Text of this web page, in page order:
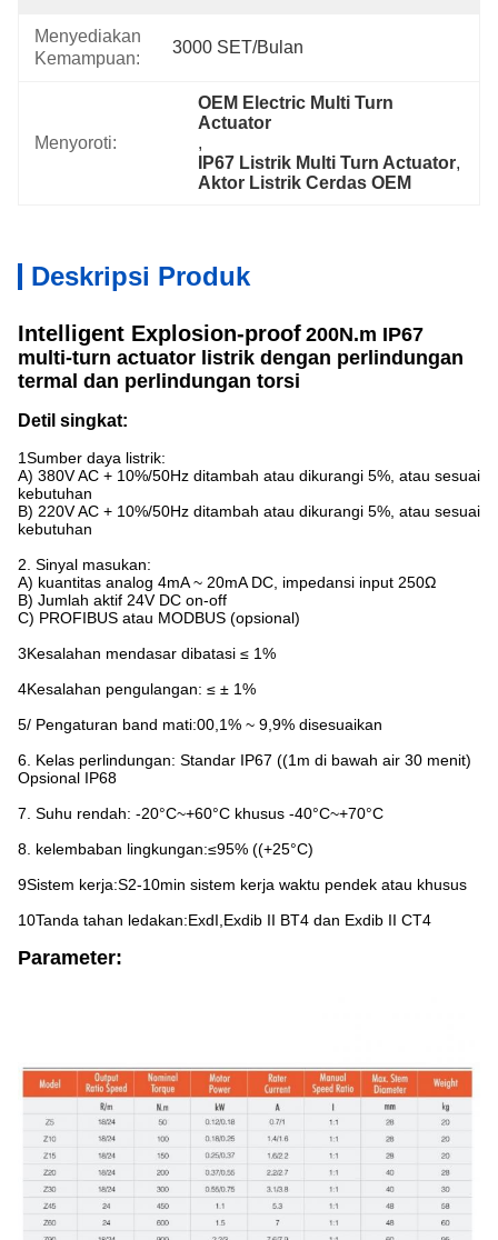
Menyediakan
Kemampuan:
3000 SET/Bulan
Menyoroti:
OEM Electric Multi Turn
Actuator
,
IP67 Listrik Multi Turn Actuator
Aktor Listrik Cerdas OEM
Deskripsi Produk
Intelligent Explosion-proof 200N.m IP67
multi-turn actuator listrik dengan perlindungan
termal dan perlindungan torsi
Detil singkat:
1Sumber daya listrik:
A) 380V AC + 10%/50Hz ditambah atau dikurangi 5%, atau sesuai
kebutuhan
B) 220V AC + 10%/50Hz ditambah atau dikurangi 5%, atau sesuai
kebutuhan
2. Sinyal masukan:
A) kuantitas analog 4mA ~ 20mA DC, impedansi input 250Ω
B) Jumlah aktif 24V DC on-off
C) PROFIBUS atau MODBUS (opsional)
3Kesalahan mendasar dibatasi ≤ 1%
4Kesalahan pengulangan: ≤ ± 1%
5/ Pengaturan band mati:00,1% ~ 9,9% disesuaikan
6. Kelas perlindungan: Standar IP67 ((1m di bawah air 30 menit)
Opsional IP68
7. Suhu rendah: -20°C~+60°C khusus -40°C~+70°C
8. kelembaban lingkungan:≤95% ((+25°C)
9Sistem kerja:S2-10min sistem kerja waktu pendek atau khusus
10Tanda tahan ledakan:ExdI,Exdib II BT4 dan Exdib II CT4
Parameter: